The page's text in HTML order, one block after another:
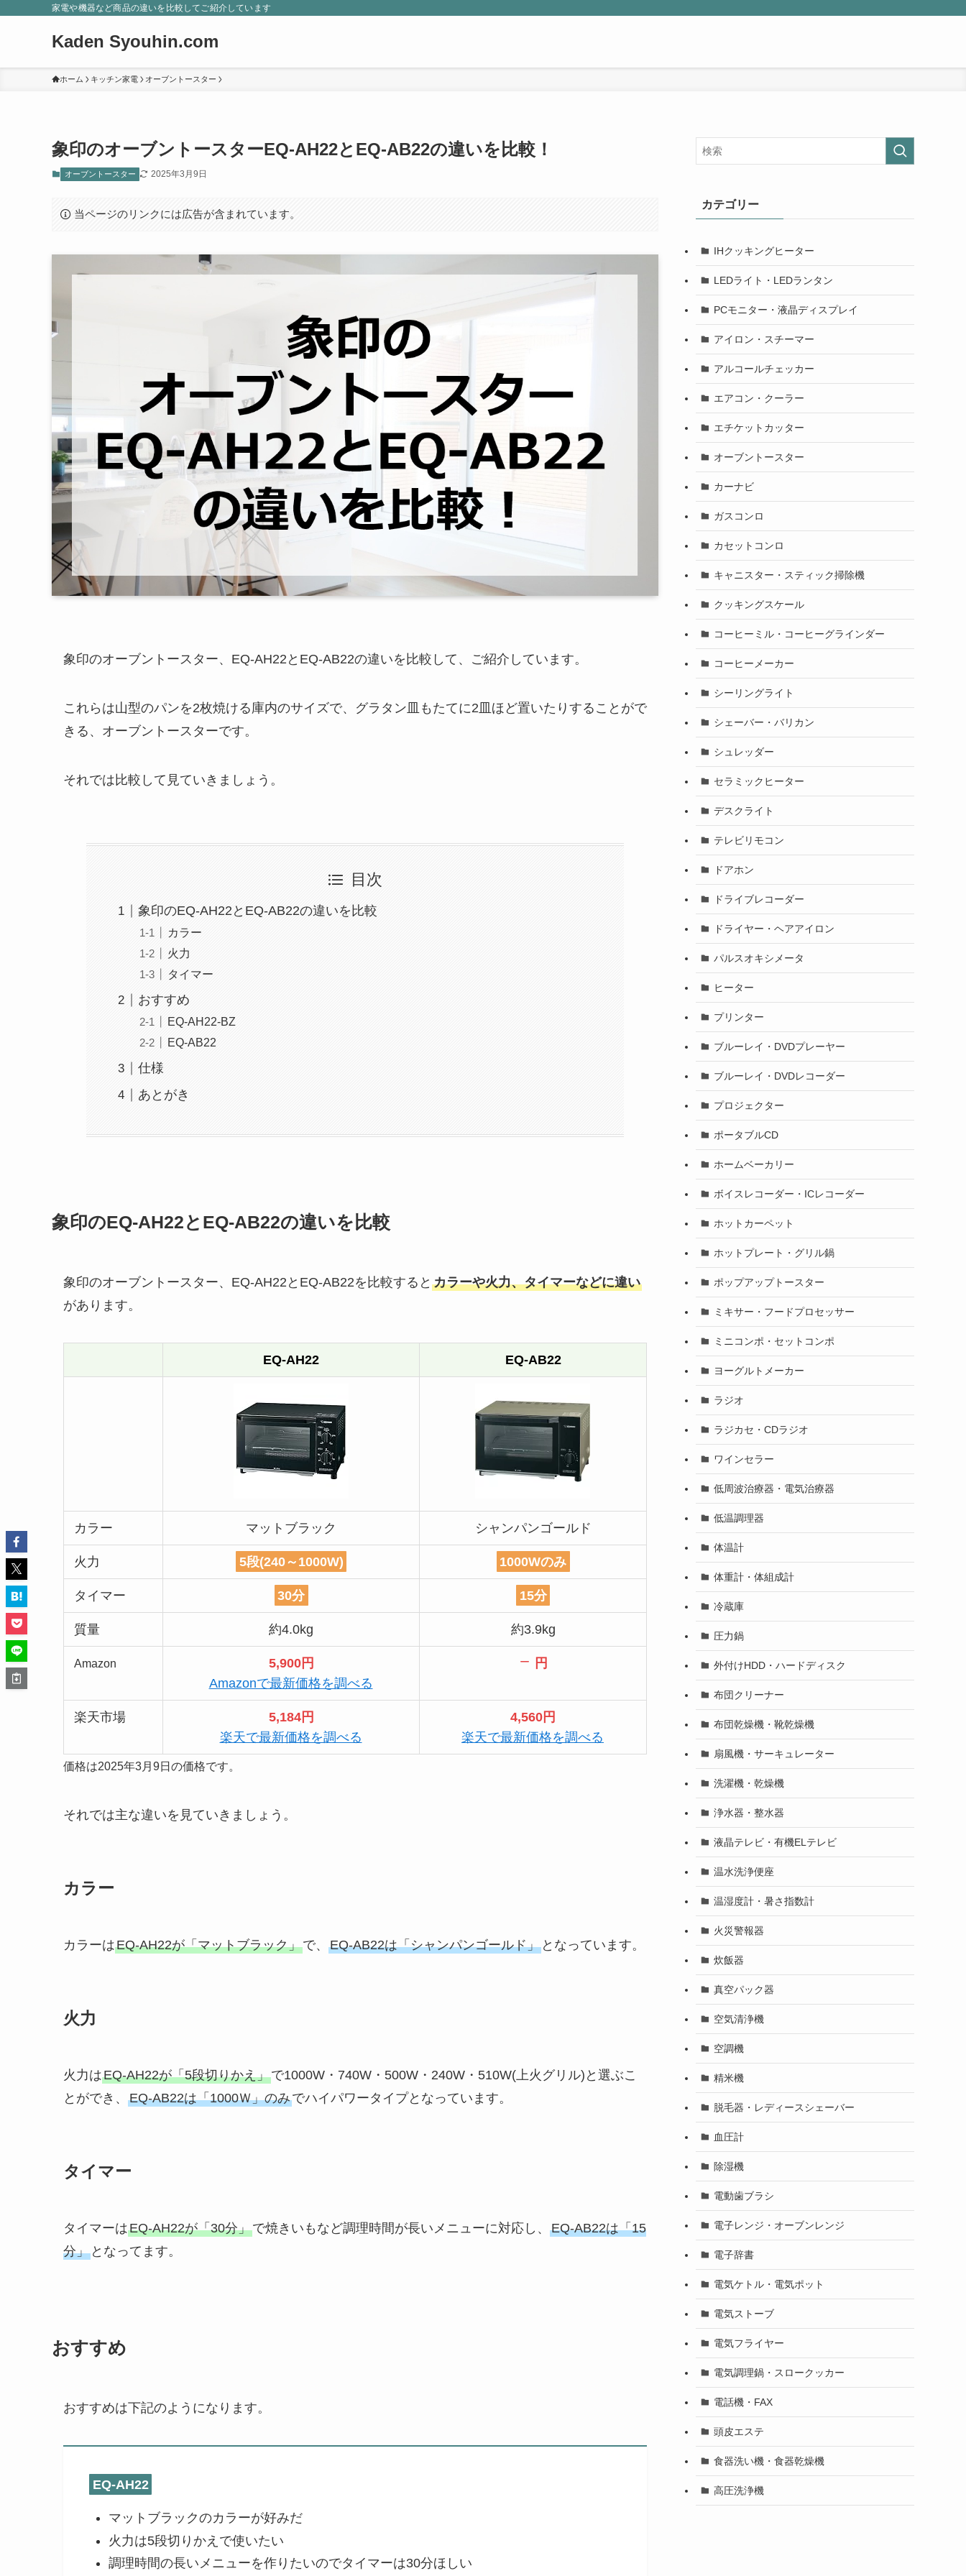
家電や機器など商品の違いを比較してご紹介しています
Kaden Syouhin.com
ホーム キッチン家電 オーブントースター
象印のオーブントースターEQ-AH22とEQ-AB22の違いを比較！
オーブントースター 2025年3月9日
当ページのリンクには広告が含まれています。
象印のオーブントースター、EQ-AH22とEQ-AB22の違いを比較して、ご紹介しています。
これらは山型のパンを2枚焼ける庫内のサイズで、グラタン皿もたてに2皿ほど置いたりすることがで
きる、オーブントースターです。
それでは比較して見ていきましょう。
目次
象印のEQ-AH22とEQ-AB22の違いを比較
カラー
火力
タイマー
おすすめ
EQ-AH22-BZ
EQ-AB22
仕様
あとがき
象印のEQ-AH22とEQ-AB22の違いを比較
象印のオーブントースター、EQ-AH22とEQ-AB22を比較すると カラーや火力、タイマーなどに違い
があります。
EQ-AH22 EQ-AB22
カラー マットブラック シャンパンゴールド
火力 5段(240～1000W) 1000Wのみ
タイマー 30分 15分
質量 約4.0kg 約3.9kg
Amazon
5,900円
Amazonで最新価格を調べる
円
楽天市場
5,184円
楽天で最新価格を調べる
4,560円
楽天で最新価格を調べる
価格は2025年3月9日の価格です。
それでは主な違いを見ていきましょう。
カラー
カラーはEQ-AH22が「マットブラック」で、 EQ-AB22は「シャンパンゴールド」 となっています。
火力
火力はEQ-AH22が「5段切りかえ」で1000W・740W・500W・240W・510W(上火グリル)と選ぶこ
とができ、 EQ-AB22は「1000Ｗ」のみでハイパワータイプとなっています。
タイマー
タイマーはEQ-AH22が「30分」で焼きいもなど調理時間が長いメニューに対応し、 EQ-AB22は「15
分」 となってます。
おすすめ
おすすめは下記のようになります。
EQ-AH22
マットブラックのカラーが好みだ
火力は5段切りかえで使いたい
調理時間の長いメニューを作りたいのでタイマーは30分ほしい
カテゴリー
IHクッキングヒーター
LEDライト・LEDランタン
PCモニター・液晶ディスプレイ
アイロン・スチーマー
アルコールチェッカー
エアコン・クーラー
エチケットカッター
オーブントースター
カーナビ
ガスコンロ
カセットコンロ
キャニスター・スティック掃除機
クッキングスケール
コーヒーミル・コーヒーグラインダー
コーヒーメーカー
シーリングライト
シェーバー・バリカン
シュレッダー
セラミックヒーター
デスクライト
テレビリモコン
ドアホン
ドライブレコーダー
ドライヤー・ヘアアイロン
パルスオキシメータ
ヒーター
プリンター
ブルーレイ・DVDプレーヤー
ブルーレイ・DVDレコーダー
プロジェクター
ポータブルCD
ホームベーカリー
ボイスレコーダー・ICレコーダー
ホットカーペット
ホットプレート・グリル鍋
ポップアップトースター
ミキサー・フードプロセッサー
ミニコンポ・セットコンポ
ヨーグルトメーカー
ラジオ
ラジカセ・CDラジオ
ワインセラー
低周波治療器・電気治療器
低温調理器
体温計
体重計・体組成計
冷蔵庫
圧力鍋
外付けHDD・ハードディスク
布団クリーナー
布団乾燥機・靴乾燥機
扇風機・サーキュレーター
洗濯機・乾燥機
浄水器・整水器
液晶テレビ・有機ELテレビ
温水洗浄便座
温湿度計・暑さ指数計
火災警報器
炊飯器
真空パック器
空気清浄機
空調機
精米機
脱毛器・レディースシェーバー
血圧計
除湿機
電動歯ブラシ
電子レンジ・オーブンレンジ
電子辞書
電気ケトル・電気ポット
電気ストーブ
電気フライヤー
電気調理鍋・スロークッカー
電話機・FAX
頭皮エステ
食器洗い機・食器乾燥機
高圧洗浄機